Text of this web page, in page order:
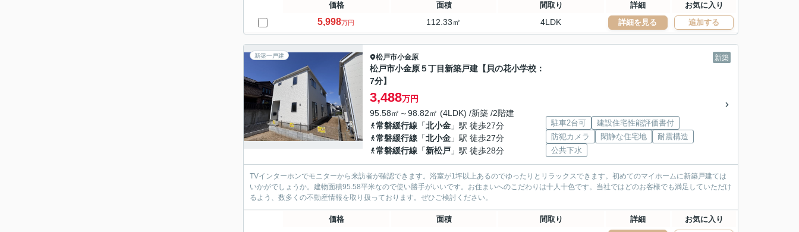
価格 面積 間取り 詳細 お気に入り
5,998万円 112.33㎡ 4LDK 詳細を見る 追加する
新築一戸建 新築
松戸市小金原
松戸市小金原５丁目新築戸建【貝の花小学校：
7分】
3,488万円
95.58㎡～98.82㎡ (4LDK) /新築 /2階建
常磐緩行線 「北小金 」駅 徒歩27分
常磐緩行線 「北小金 」駅 徒歩27分
常磐緩行線 「新松戸 」駅 徒歩28分
駐車2台可
建設住宅性能評価書付
防犯カメラ
閑静な住宅地
耐震構造
公共下水
TVインターホンでモニターから来訪者が確認できます。浴室が1坪以上あるのでゆったりとリラックスできます。初めてのマイホームに新築戸建ては
いかがでしょうか。建物面積95.58平米なので使い勝手がいいです。お住まいへのこだわりは十人十色です。当社ではどのお客様でも満足していただけ
るよう、数多くの不動産情報を取り扱っております。ぜひご検討ください。
価格 面積 間取り 詳細 お気に入り